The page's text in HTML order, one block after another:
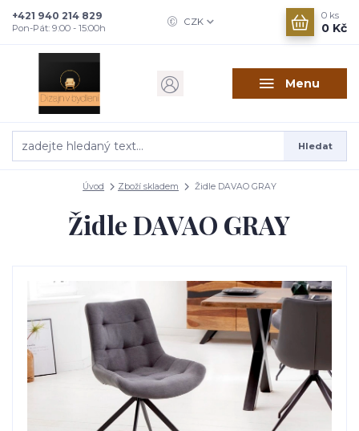
Menu
CZK
Hledat
+421 940 214 829
Pon-Pát: 9:00 - 15:00h
0 ks
0 Kč
Úvod Zboží skladem Židle DAVAO GRAY
Židle DAVAO GRAY